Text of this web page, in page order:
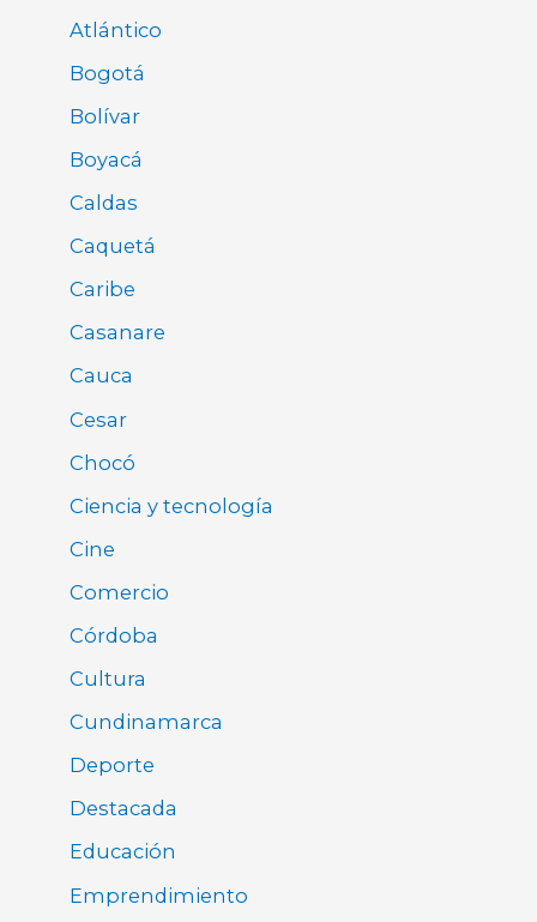
Atlántico
Bogotá
Bolívar
Boyacá
Caldas
Caquetá
Caribe
Casanare
Cauca
Cesar
Chocó
Ciencia y tecnología
Cine
Comercio
Córdoba
Cultura
Cundinamarca
Deporte
Destacada
Educación
Emprendimiento